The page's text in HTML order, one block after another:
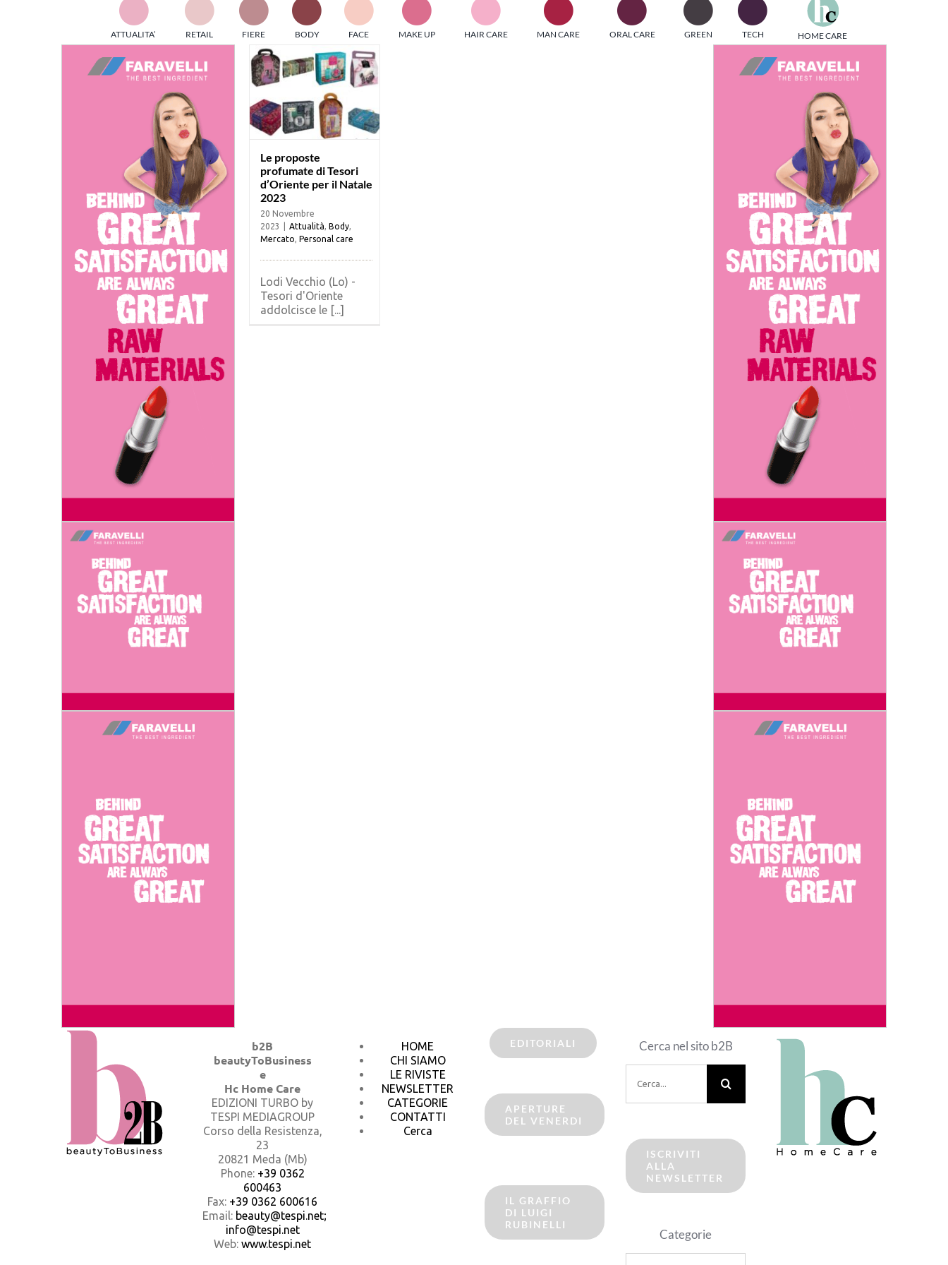
TESPI MEDIAGROUP racchiude un pool di società di comunicazione
particolare, attraverso numerose riviste verticali, fornisce strumenti di
informazione che coinvolgono gli attori nei settori beauty, food,
technology, entertainment e sport.
Stay tuned!
ATTUALITA’ RETAIL FIERE BODY FACE MAKE UP HAIR CARE MAN CARE ORAL CARE GREEN TECH HOME CARE
Le proposte
profumate di Tesori
d’Oriente per il Natale
2023
20 Novembre
2023
Attualità Body,
Mercato Personal care
Lodi Vecchio (Lo) -
Tesori d'Oriente
addolcisce le [...]
b2B
beautyToBusiness
e
Hc Home Care
EDIZIONI TURBO by
TESPI MEDIAGROUP
Corso della Resistenza,
23
20821 Meda (Mb)
Phone: +39 0362
600463
Fax: +39 0362 600616
Email: beauty@tespi.net;
info@tespi.net
Web: www.tespi.net
HOME
CHI SIAMO
LE RIVISTE
NEWSLETTER
CATEGORIE
CONTATTI
Cerca
EDITORIALI
APERTURE
DEL VENERDI
IL GRAFFIO
DI LUIGI
RUBINELLI
Cerca nel sito b2B
per:
ISCRIVITI
ALLA
NEWSLETTER
Categorie